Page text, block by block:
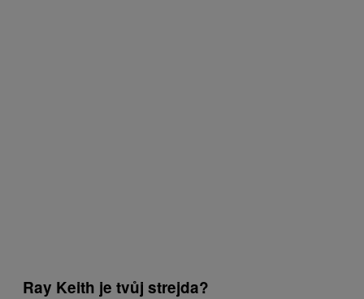
Ray Keith je tvůj strejda?